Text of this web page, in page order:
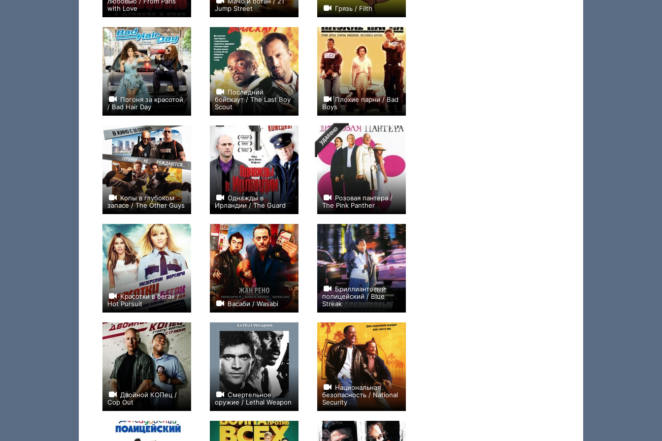
with Love
+173
Jump Street
+128
Грязь / Filth
+207
Погоня за красотой
/ Bad Hair Day
+22
Последний
бойскаут / The Last Boy
Scout
+55
Плохие парни / Bad
Boys
+60
Копы в глубоком
запасе / The Other Guys
+108
Однажды в
Ирландии / The Guard
+216
Розовая пантера /
The Pink Panther
+25
Красотки в бегах /
Hot Pursuit
+52
Васаби / Wasabi
+130
Бриллиантовый
полицейский / Blue
Streak
+73
Двойной КОПец /
Cop Out
+83
Смертельное
оружие / Lethal Weapon
+67
Национальная
безопасность / National
Security
+65